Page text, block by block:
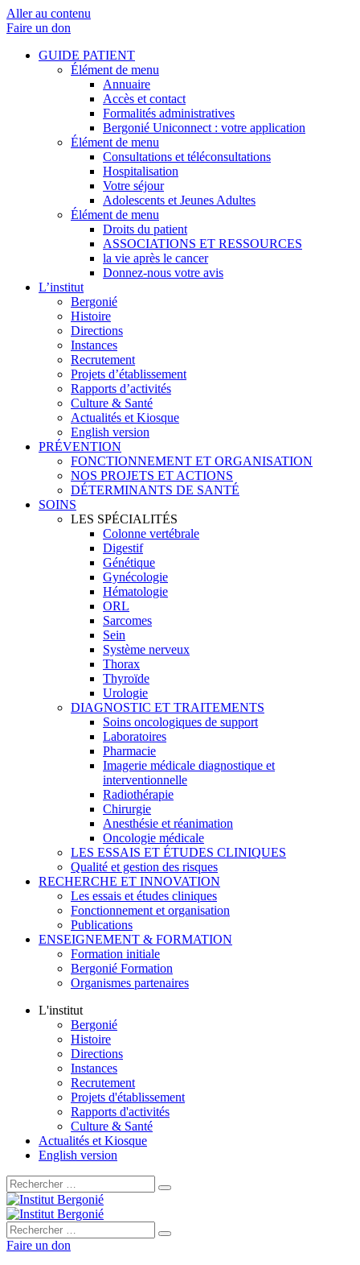
Aller au contenu
Faire un don
GUIDE PATIENT
Élément de menu
Annuaire
Accès et contact
Formalités administratives
Bergonié Uniconnect : votre application
Élément de menu
Consultations et téléconsultations
Hospitalisation
Votre séjour
Adolescents et Jeunes Adultes
Élément de menu
Droits du patient
ASSOCIATIONS ET RESSOURCES
la vie après le cancer
Donnez-nous votre avis
L’institut
Bergonié
Histoire
Directions
Instances
Recrutement
Projets d’établissement
Rapports d’activités
Culture & Santé
Actualités et Kiosque
English version
PRÉVENTION
FONCTIONNEMENT ET ORGANISATION
NOS PROJETS ET ACTIONS
DÉTERMINANTS DE SANTÉ
SOINS
LES SPÉCIALITÉS
Colonne vertébrale
Digestif
Génétique
Gynécologie
Hématologie
ORL
Sarcomes
Sein
Système nerveux
Thorax
Thyroïde
Urologie
DIAGNOSTIC ET TRAITEMENTS
Soins oncologiques de support
Laboratoires
Pharmacie
Imagerie médicale diagnostique et
interventionnelle
Radiothérapie
Chirurgie
Anesthésie et réanimation
Oncologie médicale
LES ESSAIS ET ÉTUDES CLINIQUES
Qualité et gestion des risques
RECHERCHE ET INNOVATION
Les essais et études cliniques
Fonctionnement et organisation
Publications
ENSEIGNEMENT & FORMATION
Formation initiale
Bergonié Formation
Organismes partenaires
L'institut
Bergonié
Histoire
Directions
Instances
Recrutement
Projets d'établissement
Rapports d'activités
Culture & Santé
Actualités et Kiosque
English version
Rechercher :
Rechercher :
Faire un don